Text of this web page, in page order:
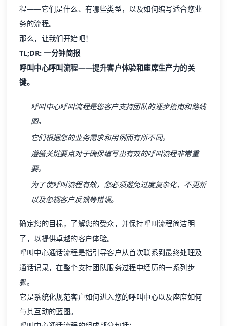
程——它们是什么、有哪些类型，以及如何编写适合您业
务的流程。
那么，让我们开始吧！
TL;DR: 一分钟简报
呼叫中心呼叫流程——提升客户体验和座席生产力的关
键。
呼叫中心呼叫流程是您客户支持团队的逐步指南和路线
图。
它们根据您的业务需求和用例而有所不同。
遵循关键要点对于确保编写出有效的呼叫流程非常重
要。
为了使呼叫流程有效，您必须避免过度复杂化、不更新
以及忽视客户反馈等错误。
确定您的目标，了解您的受众，并保持呼叫流程简洁明
了，以提供卓越的客户体验。
呼叫中心通话流程是指引导客户从首次联系到最终处理及
通话记录，在整个支持团队服务过程中经历的一系列步
骤。
它是系统化规范客户如何进入您的呼叫中心以及座席如何
与其互动的蓝图。